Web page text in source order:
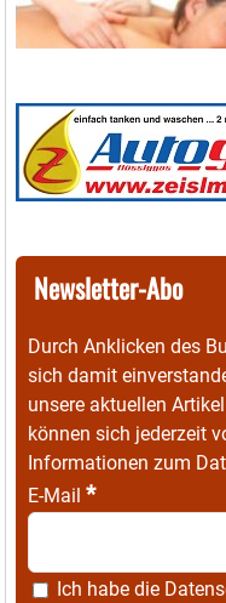
Newsletter-Abo
Durch Anklicken des
sich damit
unsere aktuellen
können sich jederzeit
Informationen zum
E-Mail *
Ich habe die